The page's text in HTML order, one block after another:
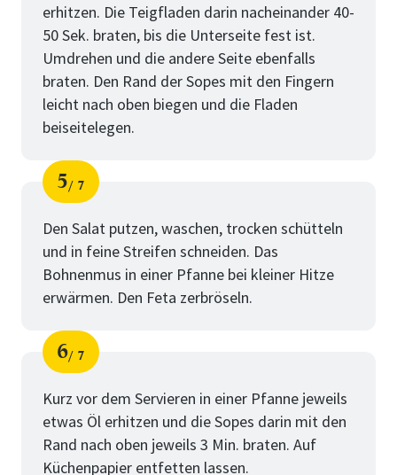
erhitzen. Die Teigfladen darin nacheinander 40-
50 Sek. braten, bis die Unterseite fest ist.
Umdrehen und die andere Seite ebenfalls
braten. Den Rand der Sopes mit den Fingern
leicht nach oben biegen und die Fladen
beiseitelegen.
Schritt
5
von
7
Den Salat putzen, waschen, trocken schütteln
und in feine Streifen schneiden. Das
Bohnenmus in einer Pfanne bei kleiner Hitze
erwärmen. Den Feta zerbröseln.
Schritt
6
von
7
Kurz vor dem Servieren in einer Pfanne jeweils
etwas Öl erhitzen und die Sopes darin mit den
Rand nach oben jeweils 3 Min. braten. Auf
Küchenpapier entfetten lassen.